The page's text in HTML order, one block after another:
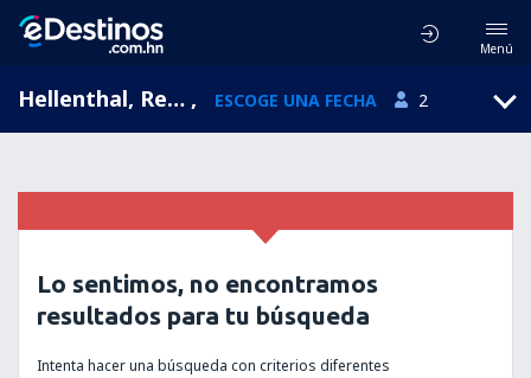
Menú
Hellenthal, Renania del Norte-Westfalia, Alemania , ESCOGE UNA FECHA 2
Lo sentimos, no encontramos
resultados para tu búsqueda
Intenta hacer una búsqueda con criterios diferentes